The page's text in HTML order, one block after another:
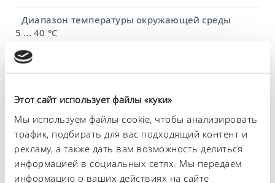
Этот сайт использует файлы «куки»
Мы используем файлы cookie, чтобы анализировать
трафик, подбирать для вас подходящий контент и
рекламу, а также дать вам возможность делиться
информацией в социальных сетях. Мы передаем
информацию о ваших действиях на сайте
Диапазон температуры окружающей среды
5 ... 40 °C
Постоянство температурного режима
0,05 ± K
Теплопроизводительность, макс.
Потребляемая мощность, макс.
2,6 kW
Потребление тока